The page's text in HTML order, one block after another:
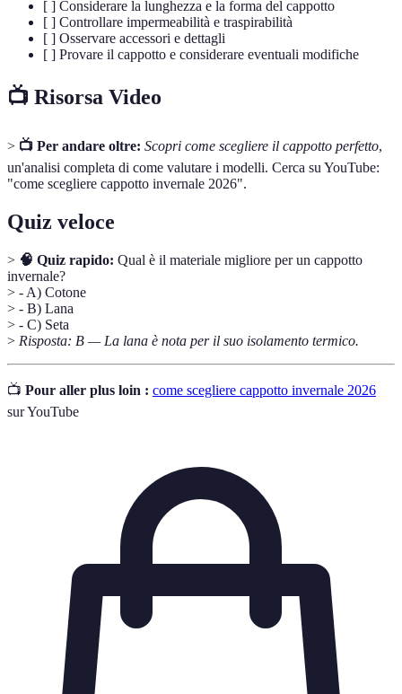
[ ] Considerare la lunghezza e la forma del cappotto
[ ] Controllare impermeabilità e traspirabilità
[ ] Osservare accessori e dettagli
[ ] Provare il cappotto e considerare eventuali modifiche
📺 Risorsa Video
> 📺 Per andare oltre: Scopri come scegliere il cappotto perfetto,
un'analisi completa di come valutare i modelli. Cerca su YouTube:
"come scegliere cappotto invernale 2026".
Quiz veloce
> 🧠 Quiz rapido: Qual è il materiale migliore per un cappotto
invernale?
> - A) Cotone
> - B) Lana
> - C) Seta
> Risposta: B — La lana è nota per il suo isolamento termico.
📺 Pour aller plus loin : come scegliere cappotto invernale 2026
sur YouTube